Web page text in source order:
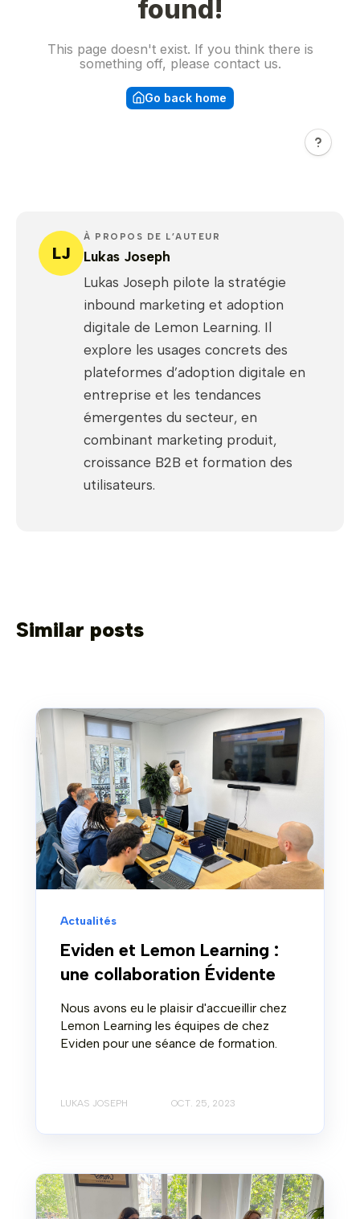
LJ
À PROPOS DE L’AUTEUR
Lukas Joseph
Lukas Joseph pilote la stratégie
inbound marketing et adoption
digitale de Lemon Learning. Il
explore les usages concrets des
plateformes d’adoption digitale en
entreprise et les tendances
émergentes du secteur, en
combinant marketing produit,
croissance B2B et formation des
utilisateurs.
Similar posts
Actualités
Eviden et Lemon Learning :
une collaboration Évidente
Nous avons eu le plaisir d'accueillir chez
Lemon Learning les équipes de chez
Eviden pour une séance de formation.
LUKAS JOSEPH OCT. 25, 2023